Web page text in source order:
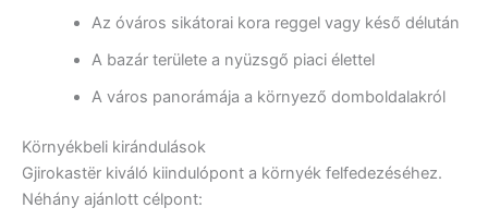
Az óváros sikátorai kora reggel vagy késő délután
A bazár területe a nyüzsgő piaci élettel
A város panorámája a környező domboldalakról
Környékbeli kirándulások
Gjirokastër kiváló kiindulópont a környék felfedezéséhez.
Néhány ajánlott célpont: